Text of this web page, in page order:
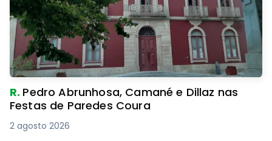
R. Pedro Abrunhosa, Camané e Dillaz nas
Festas de Paredes Coura
2 agosto 2026